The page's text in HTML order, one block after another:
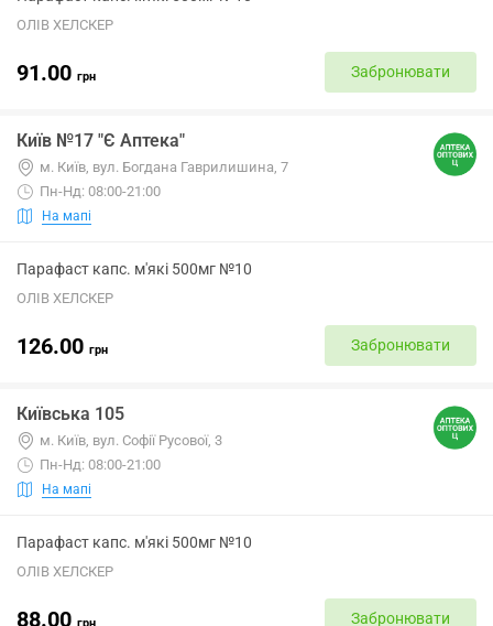
ОЛІВ ХЕЛСКЕР
91.00 грн Забронювати
Київ №17 "Є Аптека"
м. Київ, вул. Богдана Гаврилишина, 7
Пн-Нд: 08:00-21:00
На мапі
Парафаст капс. м'які 500мг №10
ОЛІВ ХЕЛСКЕР
126.00 грн Забронювати
Київська 105
м. Київ, вул. Софії Русової, 3
Пн-Нд: 08:00-21:00
На мапі
Парафаст капс. м'які 500мг №10
ОЛІВ ХЕЛСКЕР
88.00 грн Забронювати